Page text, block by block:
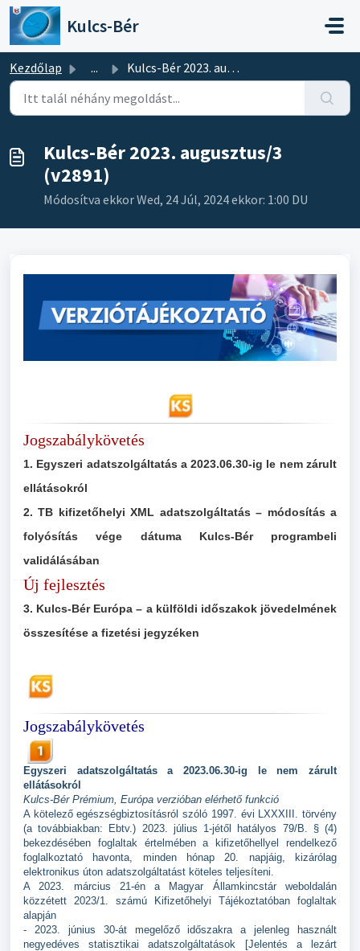
Kihagyás a tartalom megtartásához
Kulcs-Bér
Kezdőlap ... Kulcs-Bér 2023. augusztus/3 (v2891)
Kulcs-Bér 2023. augusztus/3
(v2891)
Módosítva ekkor Wed, 24 Júl, 2024 ekkor: 1:00 DU
Jogszabálykövetés
1. Egyszeri adatszolgáltatás a 2023.06.30-ig le nem zárult
ellátásokról
2.TB kifizetőhelyi XML adatszolgáltatás – módosítás a
folyósítás vége dátuma Kulcs-Bér programbeli
validálásában
Új fejlesztés
3. Kulcs-Bér Európa – a külföldi időszakok jövedelmének
összesítése a fizetési jegyzéken
Jogszabálykövetés
Egyszeri adatszolgáltatás a 2023.06.30-ig le nem zárult
ellátásokról
Kulcs-Bér Prémium, Európa verzióban elérhető funkció
A kötelező egészségbiztosításról szóló 1997. évi LXXXIII. törvény
(a továbbiakban: Ebtv.) 2023. július 1-jétől hatályos 79/B. § (4)
bekezdésében foglaltak értelmében a kifizetőhellyel rendelkező
foglalkoztató havonta, minden hónap 20. napjáig, kizárólag
elektronikus úton adatszolgáltatást köteles teljesíteni.
A 2023. március 21-én a Magyar Államkincstár weboldalán
közzétett 2023/1. számú Kifizetőhelyi Tájékoztatóban foglaltak
alapján
- 2023. június 30-át megelőző időszakra a jelenleg használt
negyedéves statisztikai adatszolgáltatások [Jelentés a lezárt